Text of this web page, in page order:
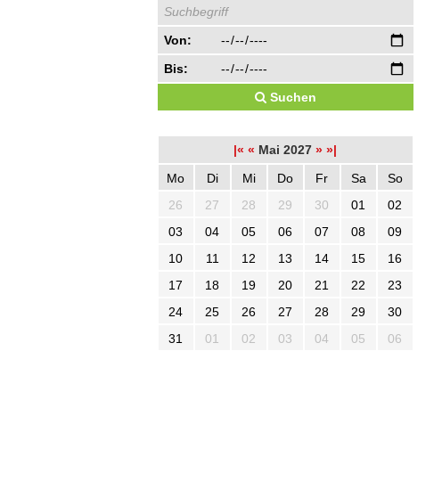
Von:
Bis:
Suchen
|« « Mai 2027 » »|
Mo
Di Mi Do Fr Sa
So
26
27 28 29 30 01
02
03
04 05 06 07 08
09
10
11 12 13 14 15
16
17
18 19 20 21 22
23
24
25 26 27 28 29
30
31
01 02 03 04 05 06